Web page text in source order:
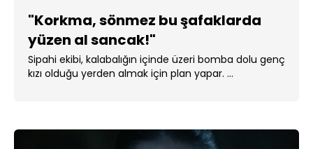
"Korkma, sönmez bu şafaklarda
yüzen al sancak!"
Sipahi ekibi, kalabalığın içinde üzeri bomba dolu genç
kızı olduğu yerden almak için plan yapar. ...